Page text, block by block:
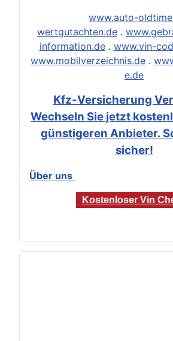
www.auto-
wertgutachten.de .
information.de. www.vin-
www.mobilverzeichnis.de.
e.de
Kfz-Versicherung
Wechseln Sie jetzt
günstigeren Anbieter.
sicher!
Über uns
Kostenloser Vin